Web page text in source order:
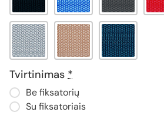
Tvirtinimas *
Be fiksatorių
Su fiksatoriais